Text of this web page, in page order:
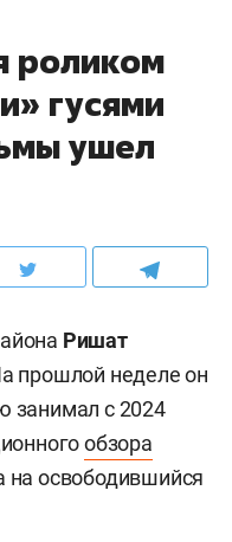
роликом
гусями
ушел
Ришат
прошлой неделе он
занимал с 2024
обзора
на освободившийся